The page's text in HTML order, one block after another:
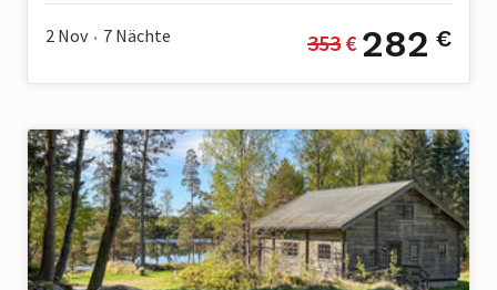
2 Nov • 7 Nächte 353 € 282 €